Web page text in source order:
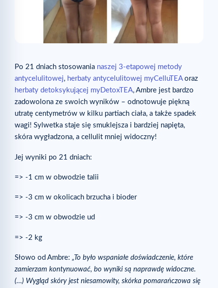
Po 21 dniach stosowania naszej 3-etapowej metody
antycelulitowej, herbaty antycelulitowej myCelluTEAoraz
herbaty detoksykującej myDetoxTEA, Ambre jest bardzo
zadowolona ze swoich wyników – odnotowuje piękną
utratę centymetrów w kilku partiach ciała, a także spadek
wagi! Sylwetka staje się smuklejsza i bardziej napięta,
skóra wygładzona, a cellulit mniej widoczny!
Jej wyniki po 21 dniach:
=> -1 cm w obwodzie talii
=> -3 cm w okolicach brzucha i bioder
=> -3 cm w obwodzie ud
=> -2 kg
Słowo od Ambre: „To było wspaniałe doświadczenie, które
zamierzam kontynuować, bo wyniki są naprawdę widoczne.
(…) Wygląd skóry jest niesamowity, skórka pomarańczowa się